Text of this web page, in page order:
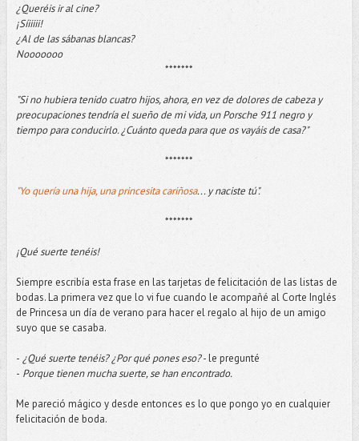
¿Queréis ir al cine?
¡Síiiiii!
¿Al de las sábanas blancas?
Nooooooo
*******
"Si no hubiera tenido cuatro hijos, ahora, en vez de dolores de cabeza y
preocupaciones tendría el sueño de mi vida, un Porsche 911 negro y
tiempo para conducirlo. ¿Cuánto queda para que os vayáis de casa?"
*******
"Yo quería una hija, una princesita cariñosa... y naciste tú".
*******
¡Qué suerte tenéis!
Siempre escribía esta frase en las tarjetas de felicitación de las listas de
bodas. La primera vez que lo vi fue cuando le acompañé al Corte Inglés
de Princesa un día de verano para hacer el regalo al hijo de un amigo
suyo que se casaba.
- ¿Qué suerte tenéis? ¿Por qué pones eso?- le pregunté
- Porque tienen mucha suerte, se han encontrado.
Me pareció mágico y desde entonces es lo que pongo yo en cualquier
felicitación de boda.